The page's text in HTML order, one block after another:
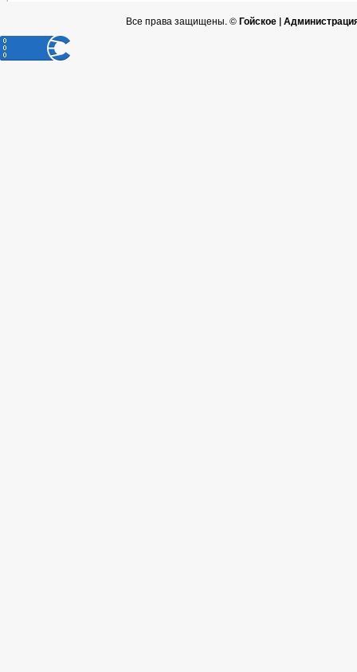
Все права защищены. ©Гойское |